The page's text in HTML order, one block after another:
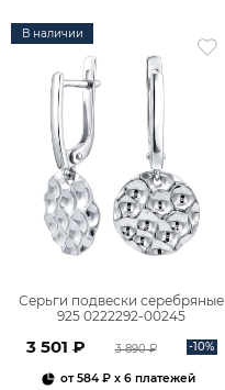
В наличии
Серьги подвески серебряные
925 0222292-00245
3 501 ₽ 3 890 ₽ -10%
от584 ₽ x 6 платежей